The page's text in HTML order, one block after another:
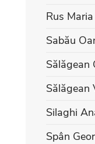
Rus Maria
Sabău
Sălăgean
Sălăgean
Silaghi
Spân